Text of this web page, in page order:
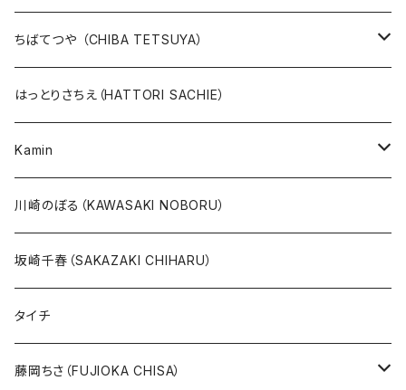
版画
10万未満
20万未満
本、カレンダー
イバラード新作版画2026
版画
鉄腕アトム
ジャングル大帝
人気作品TOP10
ちばてつや （CHIBA TETSUYA）
版画
あしたのジョー
その他
人気作品TOP5
はっとりさちえ（HATTORI SACHIE）
Kamin
版画
川崎のぼる（KAWASAKI NOBORU）
坂崎千春（SAKAZAKI CHIHARU）
タイチ
藤岡ちさ（FUJIOKA CHISA）